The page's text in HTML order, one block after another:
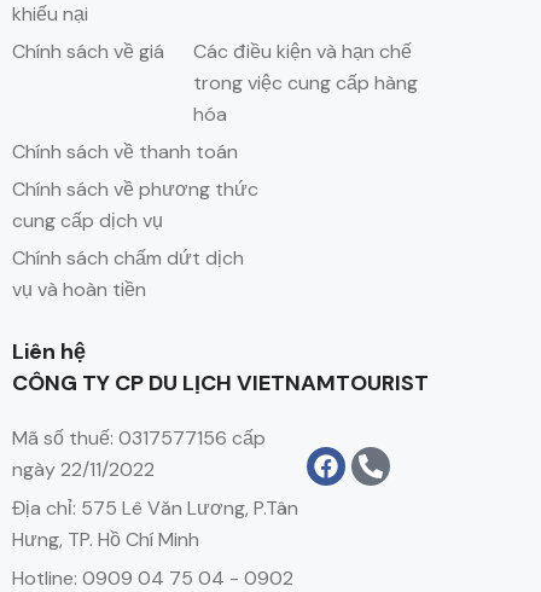
khiếu nại
Chính sách về giá
Các điều kiện và hạn chế
trong việc cung cấp hàng
hóa
Chính sách về thanh toán
Chính sách về phương thức
cung cấp dịch vụ
Chính sách chấm dứt dịch
vụ và hoàn tiền
Liên hệ
CÔNG TY CP DU LỊCH VIETNAMTOURIST
Mã số thuế: 0317577156 cấp
ngày 22/11/2022
Địa chỉ: 575 Lê Văn Lương, P.Tân
Hưng, TP. Hồ Chí Minh
Hotline: 0909 04 75 04 - 0902